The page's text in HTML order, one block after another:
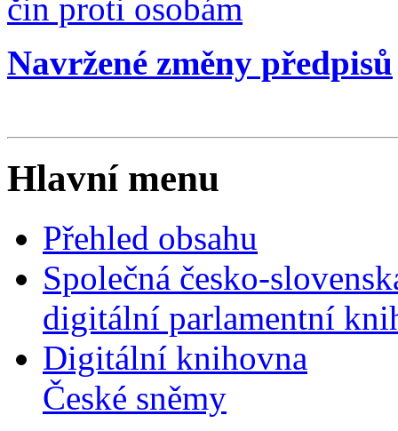
čin proti osobám
Navržené změny předpisů
Hlavní menu
Přehled obsahu
Společná česko-
digitální parlamentní
Digitální knihovna
České sněmy